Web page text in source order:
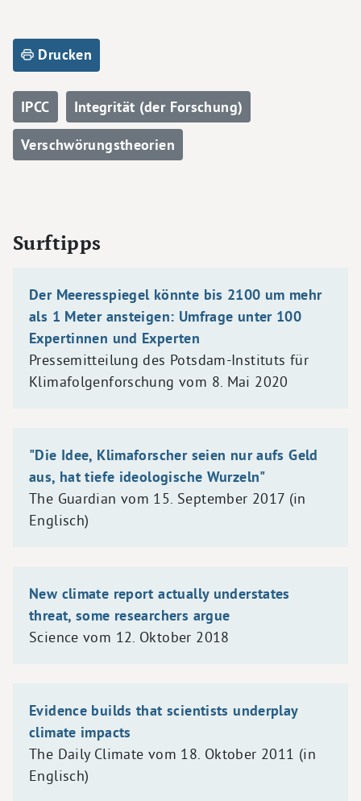
Drucken
IPCC Integrität (der Forschung)
Verschwörungstheorien
Surftipps
Der Meeresspiegel könnte bis 2100 um mehr
als 1 Meter ansteigen: Umfrage unter 100
Expertinnen und Experten
Pressemitteilung des Potsdam-Instituts für
Klimafolgenforschung vom 8. Mai 2020
"Die Idee, Klimaforscher seien nur aufs Geld
aus, hat tiefe ideologische Wurzeln"
The Guardian vom 15. September 2017 (in
Englisch)
New climate report actually understates
threat, some researchers argue
Science vom 12. Oktober 2018
Evidence builds that scientists underplay
climate impacts
The Daily Climate vom 18. Oktober 2011 (in
Englisch)